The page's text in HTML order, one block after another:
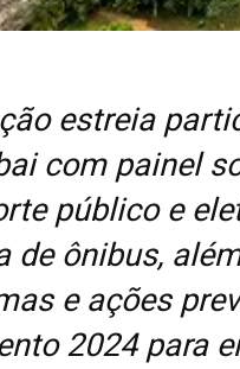
estreia
com painel
público e
de ônibus,
e ações
2024 para